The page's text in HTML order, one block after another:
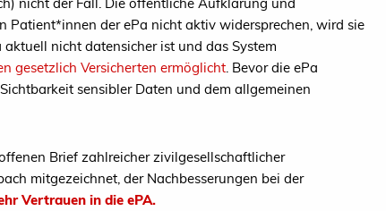
Patient*innen der ePa nicht aktiv widersprechen, wird sie
nicht datensicher ist und das System
gesetzlich Versicherten ermöglicht . Bevor die ePa
sensibler Daten und dem allgemeinen
Brief zahlreicher zivilgesellschaftlicher
mitgezeichnet, der Nachbesserungen bei der
Vertrauen in die ePA.